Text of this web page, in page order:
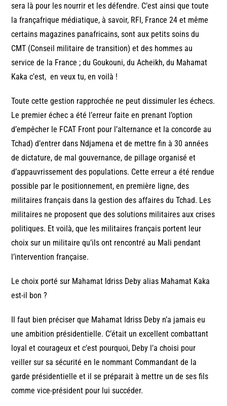
sera là pour les nourrir et les défendre. C’est ainsi que toute
la françafrique médiatique, à savoir, RFI, France 24 et même
certains magazines panafricains, sont aux petits soins du
CMT (Conseil militaire de transition) et des hommes au
service de la France ; du Goukouni, du Acheikh, du Mahamat
Kaka c’est, en veux tu, en voilà !
Toute cette gestion rapprochée ne peut dissimuler les échecs.
Le premier échec a été l’erreur faite en prenant l’option
d’empêcher le FCAT Front pour l’alternance et la concorde au
Tchad) d’entrer dans Ndjamena et de mettre fin à 30 années
de dictature, de mal gouvernance, de pillage organisé et
d’appauvrissement des populations. Cette erreur a été rendue
possible par le positionnement, en première ligne, des
militaires français dans la gestion des affaires du Tchad. Les
militaires ne proposent que des solutions militaires aux crises
politiques. Et voilà, que les militaires français portent leur
choix sur un militaire qu’ils ont rencontré au Mali pendant
l’intervention française.
Le choix porté sur Mahamat Idriss Deby alias Mahamat Kaka
est-il bon ?
Il faut bien préciser que Mahamat Idriss Deby n’a jamais eu
une ambition présidentielle. C’était un excellent combattant
loyal et courageux et c’est pourquoi, Deby l’a choisi pour
veiller sur sa sécurité en le nommant Commandant de la
garde présidentielle et il se préparait à mettre un de ses fils
comme vice-président pour lui succéder.